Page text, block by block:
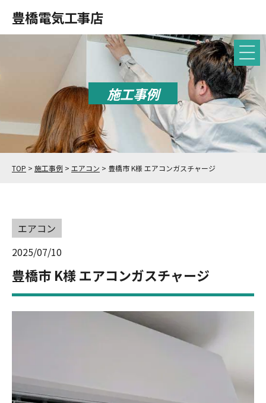
豊橋電気工事店
施工事例
TOP > 施工事例 > エアコン > 豊橋市 K様 エアコンガスチャージ
エアコン
2025/07/10
豊橋市 K様 エアコンガスチャージ